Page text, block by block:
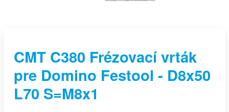
CMT C380 Frézovací vrták
pre Domino Festool - D8x50
L70 S=M8x1